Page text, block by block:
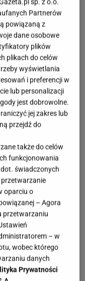
sp. z o.o.
Partnerów
powiązaną z
dane osobowe
plików
plikach do celów
wyświetlania
i preferencji w
lub personalizacji
jest dobrowolne.
jej zakres lub
przejdź do
także do celów
funkcjonowania
świadczonych
przetwarzanie
oparciu o
– Agora
przetwarzaniu
– w
wobec którego
danych
Prywatności